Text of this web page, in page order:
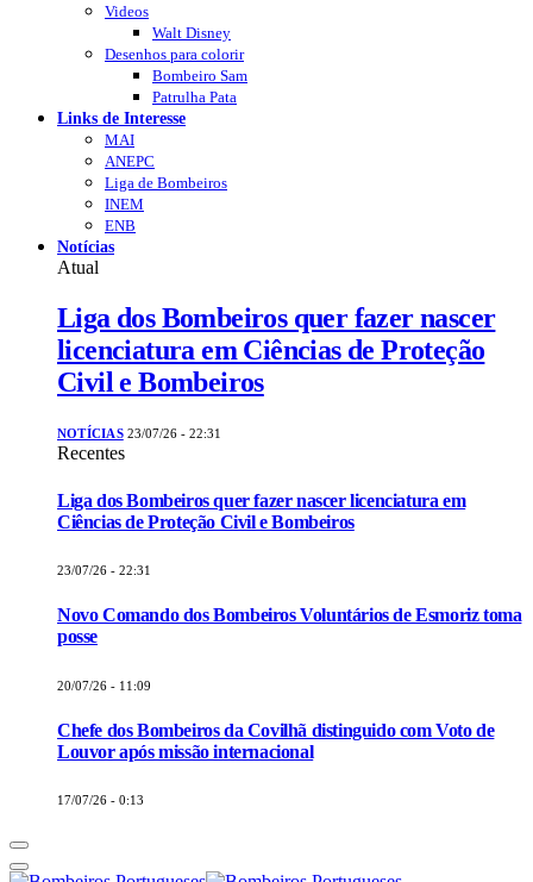
Videos
Walt Disney
Desenhos para colorir
Bombeiro Sam
Patrulha Pata
Links de Interesse
MAI
ANEPC
Liga de Bombeiros
INEM
ENB
Notícias
Atual
Liga dos Bombeiros quer fazer nascer
licenciatura em Ciências de Proteção
Civil e Bombeiros
NOTÍCIAS 23/07/26 - 22:31
Recentes
Liga dos Bombeiros quer fazer nascer licenciatura em
Ciências de Proteção Civil e Bombeiros
23/07/26 - 22:31
Novo Comando dos Bombeiros Voluntários de Esmoriz toma
posse
20/07/26 - 11:09
Chefe dos Bombeiros da Covilhã distinguido com Voto de
Louvor após missão internacional
17/07/26 - 0:13